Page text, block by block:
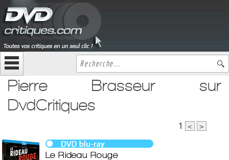
Pierre Brasseur sur
DvdCritiques
1 < >
Le Rideau Rouge